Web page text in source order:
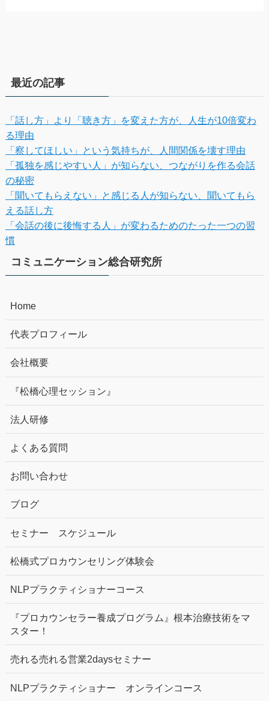
最近の記事
「話し方」より「聴き方」を変えた方が、人生が10倍変わ
る理由
「察してほしい」という気持ちが、人間関係を壊す理由
「孤独を感じやすい人」が知らない、つながりを作る会話
の秘密
「聞いてもらえない」と感じる人が知らない、聞いてもら
える話し方
「会話の後に後悔する人」が変わるためのたった一つの習
慣
コミュニケーション総合研究所
Home
代表プロフィール
会社概要
『松橋心理セッション』
法人研修
よくある質問
お問い合わせ
ブログ
セミナー スケジュール
松橋式プロカウンセリング体験会
NLPプラクティショナーコース
『プロカウンセラー養成プログラム』根本治療技術をマ
スター！
売れる売れる営業2daysセミナー
NLPプラクティショナー オンラインコース